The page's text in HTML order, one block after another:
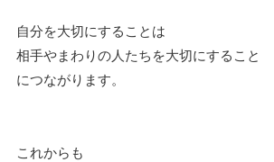
自分を大切にすることは
相手やまわりの人たちを大切にすること
につながります。
これからも